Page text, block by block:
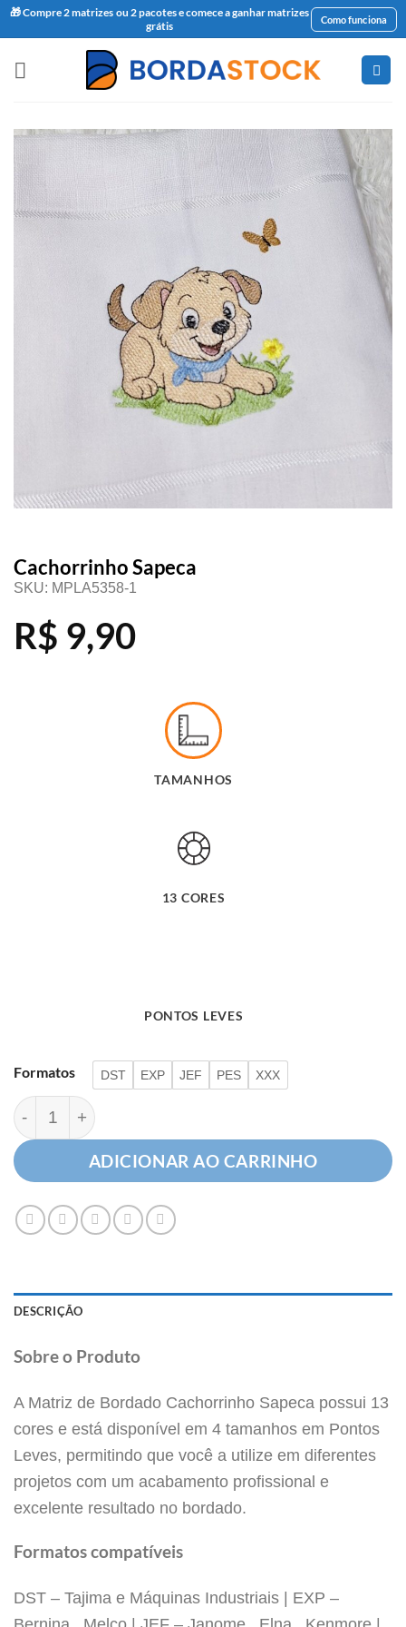
🎁 Compre 2 matrizes ou 2 pacotes e comece a ganhar matrizes
grátis
Como funciona
Favoritar
Cachorrinho Sapeca
SKU: MPLA5358-1
R$ 9,90
TAMANHOS
13 CORES
Formatos DST EXP JEF PES XXX
Cachorrinho Sapeca quantidade
ADICIONAR AO CARRINHO
DESCRIÇÃO
Sobre o Produto
A Matriz de Bordado Cachorrinho Sapeca possui 13
cores e está disponível em 4 tamanhos em Pontos
Leves, permitindo que você a utilize em diferentes
projetos com um acabamento profissional e
excelente resultado no bordado.
Formatos compatíveis
DST – Tajima e Máquinas Industriais | EXP –